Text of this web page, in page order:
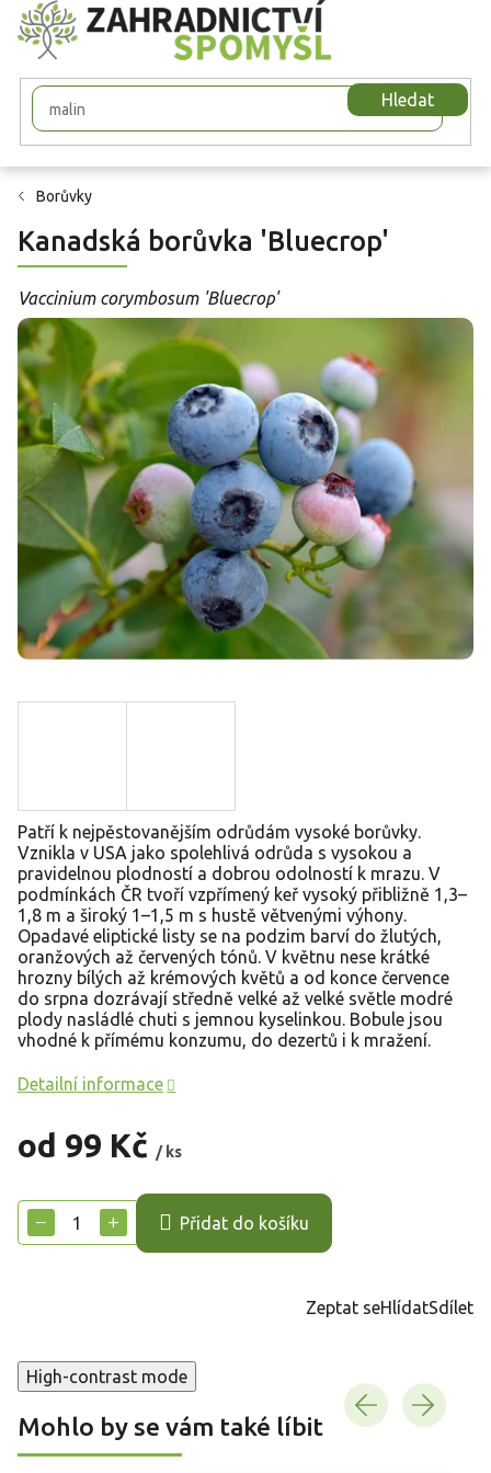
Přejít
na
obsah
Hledat
Borůvky
Kanadská borůvka 'Bluecrop'
Vaccinium corymbosum 'Bluecrop'
od 99 Kč / ks
cena:
+
− Přidat do košíku
Patří k nejpěstovanějším odrůdám vysoké borůvky.
Vznikla v USA jako spolehlivá odrůda s vysokou a
pravidelnou plodností a dobrou odolností k mrazu. V
podmínkách ČR tvoří vzpřímený keř vysoký přibližně 1,3–
1,8 m a široký 1–1,5 m s hustě větvenými výhony.
Opadavé eliptické listy se na podzim barví do žlutých,
oranžových až červených tónů. V květnu nese krátké
hrozny bílých až krémových květů a od konce července
do srpna dozrávají středně velké až velké světle modré
plody nasládlé chuti s jemnou kyselinkou. Bobule jsou
vhodné k přímému konzumu, do dezertů i k mražení.
Detailní informace
Zeptat seHlídatSdílet
High-contrast mode
Mohlo by se vám také líbit